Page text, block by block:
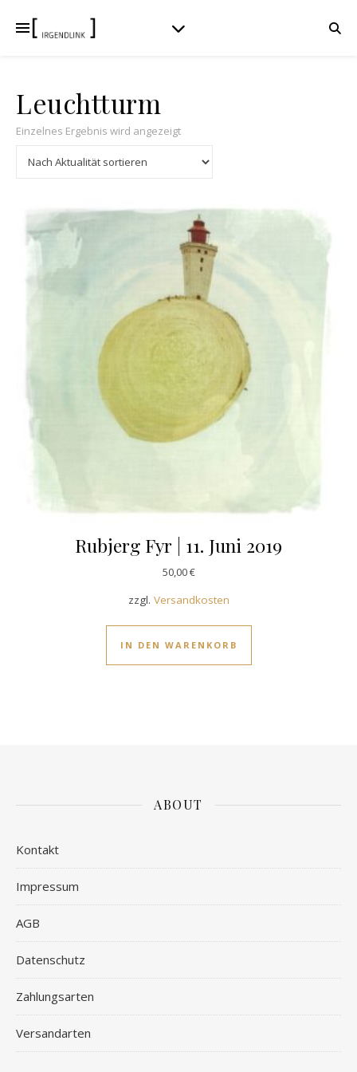
Leuchtturm
Einzelnes Ergebnis wird angezeigt
Rubjerg Fyr | 11. Juni 2019
50,00€
zzgl. Versandkosten
IN DEN WARENKORB
ABOUT
Kontakt
Impressum
AGB
Datenschutz
Zahlungsarten
Versandarten